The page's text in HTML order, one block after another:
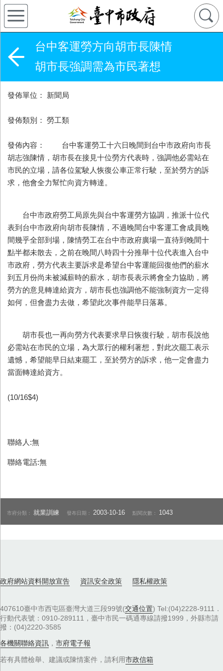
台中客運勞方向胡市長陳情
胡市長強調需為市民著想
發佈單位： 新聞局
發佈類別： 勞工類
發佈內容： 台中客運勞工十六日晚間到台中市政府向市長
胡志強陳情，胡市長在接見十位勞方代表時，強調他必需站在
市民的立場，請各位駕駛人恢復公車正常行駛，至於勞方的訴
求，他會全力幫忙向資方轉達。
台中市政府勞工局原先與台中客運勞方協調，推派十位代
表到台中市政府向胡市長陳情，不過晚間台中客運工會成員晚
間幾乎全部到場，陳情勞工在台中市政府廣場一直待到晚間十
點半都未散去，之前在晚間八時四十分推舉十位代表進入台中
市政府，勞方代表主要訴求是希望台中客運能回復他們的薪水
到五月份尚未被減薪時的薪水，胡市長表示將會全力協助，將
勞方的意見轉達給資方，胡市長也強調他不能強制資方一定得
如何，但會盡力去做，希望此次事件能早日落幕。
胡市長也一再向勞方代表要求早日恢復行駛，胡市長說他
必需站在市民的立場，為大眾行的權利著想，對此次罷工表示
遺憾，希望能早日結束罷工，至於勞方的訴求，他一定會盡力
當面轉達給資方。
(10/16$4)
聯絡人:無
聯絡電話:無
市府分類： 就業訓練 發布日期： 2003-10-16 點閱次數： 1043
政府網站資料開放宣告 資訊安全政策 隱私權政策
407610臺中市西屯區臺灣大道三段99號(交通位置) Tel:(04)2228-9111．
行動代表號：0910-289111，臺中市民一碼通專線請撥1999，外縣市請
撥：(04)2220-3585
各機關聯絡資訊 ， 市府電子報
若有具體檢舉、建議或陳情案件，請利用市政信箱